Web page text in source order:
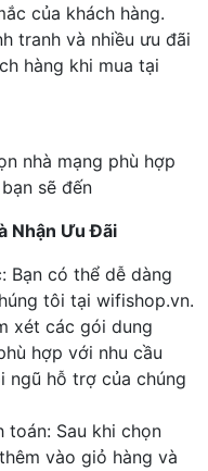
của khách hàng.
tranh và nhiều ưu đãi
hàng khi mua tại
nhà mạng phù hợp
sẽ đến
Nhận Ưu Đãi
Bạn có thể dễ dàng
tôi tại wifishop.vn.
xét các gói dung
hợp với nhu cầu
ngũ hỗ trợ của chúng
toán: Sau khi chọn
vào giỏ hàng và